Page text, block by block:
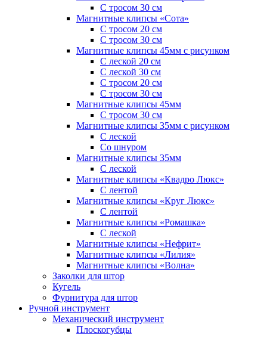
С тросом 30 см
Магнитные клипсы «Сота»
С тросом 20 см
С тросом 30 см
Магнитные клипсы 45мм с рисунком
С леской 20 см
С леской 30 см
С тросом 20 см
С тросом 30 см
Магнитные клипсы 45мм
С тросом 30 см
Магнитные клипсы 35мм с рисунком
С леской
Со шнуром
Магнитные клипсы 35мм
С леской
Магнитные клипсы «Квадро Люкс»
С лентой
Магнитные клипсы «Круг Люкс»
С лентой
Магнитные клипсы «Ромашка»
С леской
Магнитные клипсы «Нефрит»
Магнитные клипсы «Лилия»
Магнитные клипсы «Волна»
Заколки для штор
Кугель
Фурнитура для штор
Ручной инструмент
Механический инструмент
Плоскогубцы